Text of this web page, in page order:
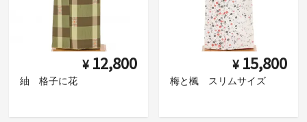
¥ 12,800
紬 格子に花
¥ 15,800
梅と楓 スリムサイズ